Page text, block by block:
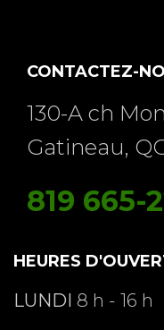
CONTACTEZ-
130-A ch
Gatineau,
819 665-
HEURES
LUNDI 8 h - 16 h